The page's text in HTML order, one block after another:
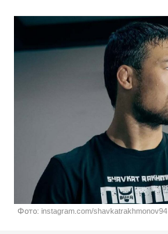
Фото: instagram.com/shavkatrakhmonov94